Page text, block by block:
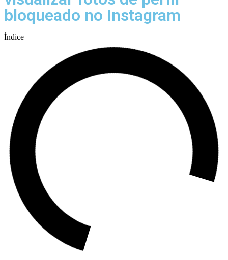
bloqueado no Instagram
Índice